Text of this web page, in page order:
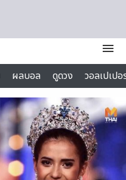
menu
ผลบอล ดูดวง
วอลเปเป